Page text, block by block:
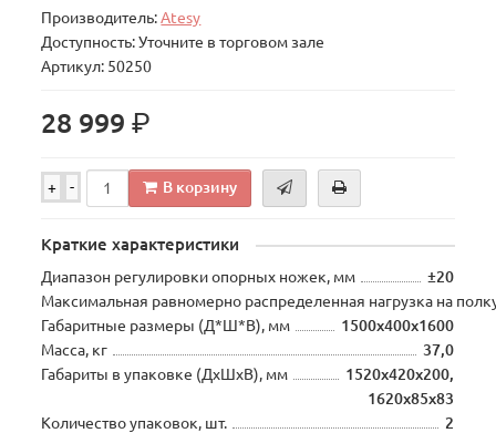
Производитель:Atesy
Доступность: Уточните в торговом зале
Артикул: 50250
28 999р.
+ - В корзину
Краткие характеристики
Диапазон регулировки опорных ножек, мм
±20
Максимальная равномерно распределенная нагрузка на
Габаритные размеры (Д*Ш*В), мм
1500х400х1600
Масса, кг
37,0
Габариты в упаковке (ДхШхВ), мм
1520х420х200,
1620х85х83
Количество упаковок, шт.
2